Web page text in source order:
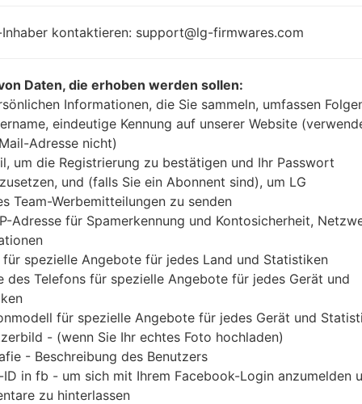
-
Buy accessories on
Startseite →Serie →LG Others →LGKM553
kontaktieren: support@lg-firmwares.com
Daten, die erhoben werden sollen:
Informationen, die Sie sammeln, umfassen
eindeutige Kennung auf unserer Website
Adresse nicht)
um die Registrierung zu bestätigen und Ihr Passwort
und (falls Sie ein Abonnent sind), um LG
Team-Werbemitteilungen zu senden
Adresse für Spamerkennung und Kontosicherheit,
für spezielle Angebote für jedes Land und Statistiken
des Telefons für spezielle Angebote für jedes Gerät und
für spezielle Angebote für jedes Gerät und
- (wenn Sie Ihr echtes Foto hochladen)
- Beschreibung des Benutzers
ID in fb - um sich mit Ihrem Facebook-Login anzumelden
zu hinterlassen